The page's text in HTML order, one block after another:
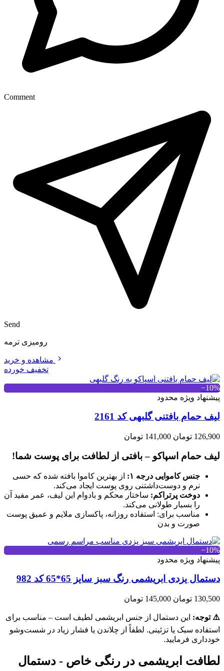
Comment
Send
رومیزی ترمه
مشاهده و خرید
تخفیف خورده
‎−10%
پیشنهاد ویژه محدود
لیف حمام بافتنی گلبهی کد 2161
126,900 تومان 141,000 تومان
لیف حمام اسپاکو – بافتی از لطافت برای پوست شما!
جنس کاموایی درجه ۱:
از بهترین کاموا بافته شده که حسی
نرم و دوست‌داشتنی روی پوست ایجاد می‌کند.
دوخت پرتراکم: ساختار محکم و بادوام این لیف، عمر مفید آن
را بسیار طولانی می‌کند.
مناسب برای: استفاده روزانه، پاکسازی ملایم و عمیق پوست
صورت و بدن
‎−10%
پیشنهاد ویژه محدود
دستمال یزدی ابریشمی رنگ سبز سایز 65*65 کد 982
130,500 تومان 145,000 تومان
⚠️ توجه: این دستمال از جنس ابریشمی لطیف است – مناسب برای
استفاده سبک یا تزئینی. لطفاً از چلاندن یا فشار زیاد در شست‌وشو
خودداری فرمایید.
لطافت ابریشمی در رنگی خاص - دستمال